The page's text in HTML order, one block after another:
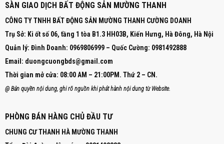
SÀN GIAO DỊCH BẤT ĐỘNG SẢN MƯỜNG THANH
CÔNG TY TNHH BẤT ĐỘNG SẢN MƯỜNG THANH CƯỜNG DOANH
Trụ Sở: Ki ốt số 06, tầng 1 tòa B1.3 HH03B, Kiến Hưng, Hà Đông, Hà Nội
Quản lý: Đình Doanh: 0969806999 – Quốc Cường: 0981492888
Email: duongcuongbds@gmail.com
Thời gian mở cửa: 08:00 AM – 21:00PM. Thứ 2 – CN.
@ Bản quyền nội dung, ghi rõ nguồn khi phát hành nội dung từ Website.
PHÒNG BÁN HÀNG CHỦ ĐẦU TƯ
CHUNG CƯ THANH HÀ MƯỜNG THANH